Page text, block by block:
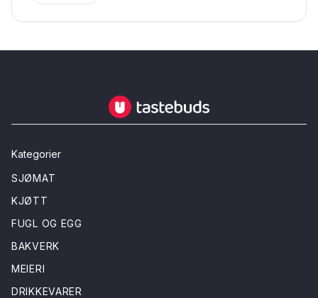
Tastebuds - Lokalmat rett hjem
Kategorier
SJØMAT
KJØTT
FUGL OG EGG
BAKVERK
MEIERI
DRIKKEVARER